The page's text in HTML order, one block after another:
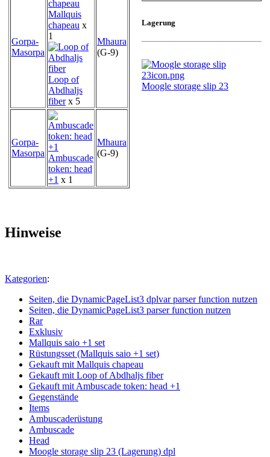
Gorpa-
Masorpa
Mallquis
chapeau x
1
Loop of
Abdhaljs
fiberx 5
Mhaura
(G-9)
Gorpa-
Masorpa Ambuscade
token: head
+1 x 1
Mhaura
(G-9)
Lagerung
Moogle storage slip 23
Hinweise
Kategorien:
Seiten, die DynamicPageList3 dplvar parser function nutzen
Seiten, die DynamicPageList3 parser function nutzen
Rar
Exklusiv
Mallquis saio +1 set
Rüstungsset (Mallquis saio +1 set)
Gekauft mit Mallquis chapeau
Gekauft mit Loop of Abdhaljs fiber
Gekauft mit Ambuscade token: head +1
Gegenstände
Items
Ambuscaderüstung
Ambuscade
Head
Moogle storage slip 23 (Lagerung) dpl